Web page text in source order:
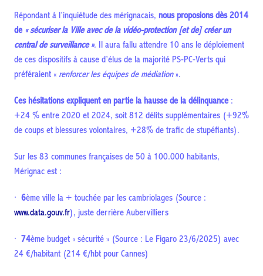
Répondant à l’inquiétude des mérignacais, nous proposions dès 2014
de « sécuriser la Ville avec de la vidéo-protection [et de] créer un
central de surveillance ». Il aura fallu attendre 10 ans le déploiement
de ces dispositifs à cause d’élus de la majorité PS-PC-Verts qui
préféraient « renforcer les équipes de médiation».
Ces hésitations expliquent en partie la hausse de la délinquance:
+24 % entre 2020 et 2024, soit 812 délits supplémentaires (+92%
de coups et blessures volontaires, +28% de trafic de stupéfiants).
Sur les 83 communes françaises de 50 à 100.000 habitants,
Mérignac est :
· 6ème ville la + touchée par les cambriolages (Source :
www.data.gouv.fr), juste derrière Aubervilliers
· 74ème budget « sécurité » (Source : Le Figaro 23/6/2025) avec
24 €/habitant (214 €/hbt pour Cannes)